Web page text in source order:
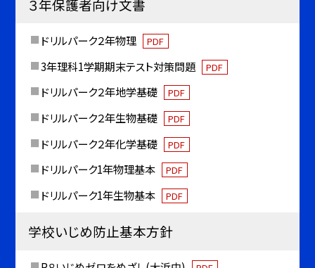
３年保護者向け文書
ドリルパーク２年物理 PDF
3年理科1学期期末テスト対策問題 PDF
ドリルパーク２年地学基礎 PDF
ドリルパーク２年生物基礎 PDF
ドリルパーク２年化学基礎 PDF
ドリルパーク1年物理基本 PDF
ドリルパーク1年生物基本 PDF
学校いじめ防止基本方針